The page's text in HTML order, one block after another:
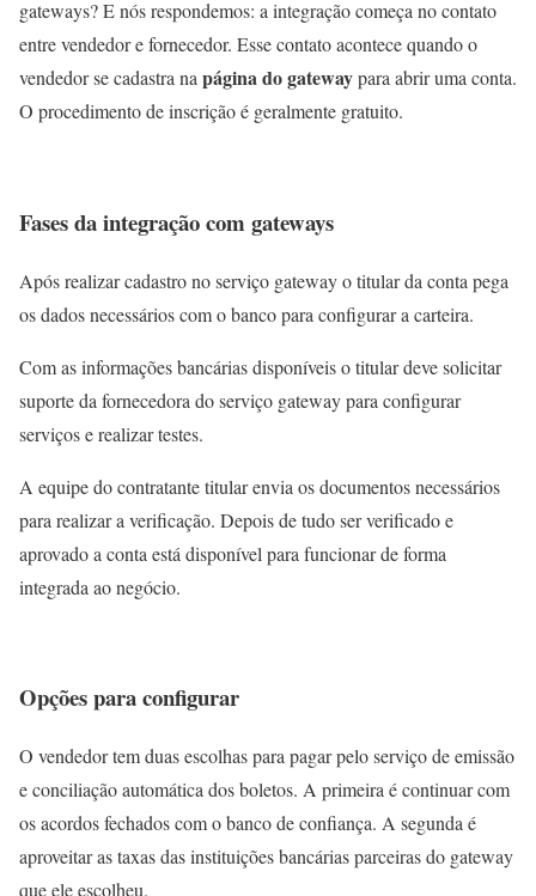
gateways? E nós respondemos: a integração começa no contato
entre vendedor e fornecedor. Esse contato acontece quando o
vendedor se cadastra napágina do gatewaypara abrir uma conta.
O procedimento de inscrição é geralmente gratuito.
Fases da integração com gateways
Após realizar cadastro no serviço gateway o titular da conta pega
os dados necessários com o banco para configurar a carteira.
Com as informações bancárias disponíveis o titular deve solicitar
suporte da fornecedora do serviço gateway para configurar
serviços e realizar testes.
A equipe do contratante titular envia os documentos necessários
para realizar a verificação. Depois de tudo ser verificado e
aprovado a conta está disponível para funcionar de forma
integrada ao negócio.
Opções para configurar
O vendedor tem duas escolhas para pagar pelo serviço de emissão
e conciliação automática dos boletos. A primeira é continuar com
os acordos fechados com o banco de confiança. A segunda é
aproveitar as taxas das instituições bancárias parceiras do gateway
que ele escolheu.